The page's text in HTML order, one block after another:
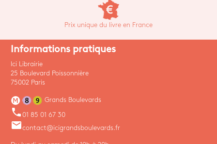
Prix unique du livre en France
Informations pratiques
Ici Librairie
25 Boulevard Poissonnière
75002 Paris
Grands Boulevards
phone 01 85 01 67 30
emailcontact@icigrandsboulevards.fr